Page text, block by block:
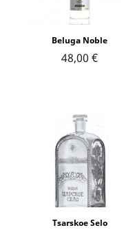
Beluga Noble
48,00 €
Tsarskoe Selo